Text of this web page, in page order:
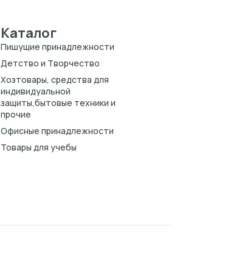
Каталог
Пишущие принадлежности
Детство и Творчество
Хозтовары, средства для
индивидуальной
защиты,бытовые техники и
прочие
Офисные принадлежности
Товары для учебы